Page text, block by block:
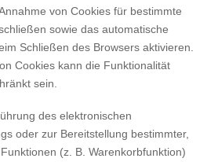
von Cookies für bestimmte
sowie das automatische
Schließen des Browsers aktivieren.
Cookies kann die Funktionalität
sein.
des elektronischen
oder zur Bereitstellung bestimmter,
(z. B. Warenkorbfunktion)